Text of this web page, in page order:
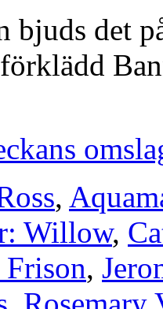
bjuds det
,
Willow,
Frison,